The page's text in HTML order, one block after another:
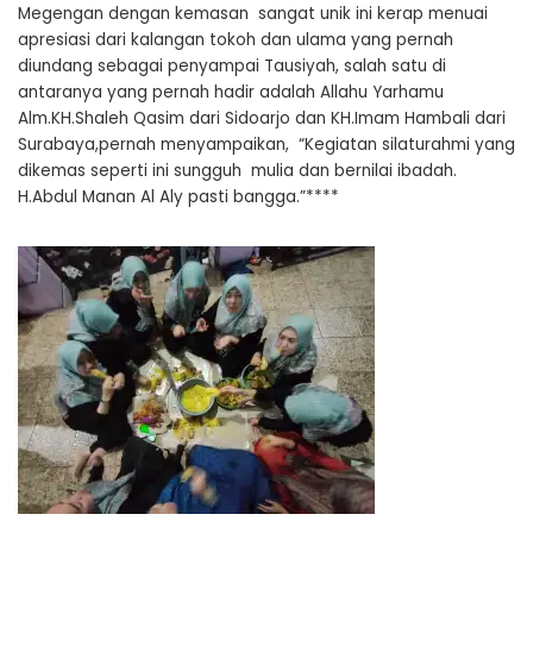
Megengan dengan kemasan sangat unik ini kerap menuai
apresiasi dari kalangan tokoh dan ulama yang pernah
diundang sebagai penyampai Tausiyah, salah satu di
antaranya yang pernah hadir adalah Allahu Yarhamu
Alm.KH.Shaleh Qasim dari Sidoarjo dan KH.Imam Hambali dari
Surabaya,pernah menyampaikan, “Kegiatan silaturahmi yang
dikemas seperti ini sungguh mulia dan bernilai ibadah.
H.Abdul Manan Al Aly pasti bangga.”****